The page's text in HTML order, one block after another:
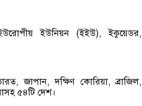
ইউনিয়ন (ইইউ), ইকুয়েডর,
জাপান, দক্ষিণ কোরিয়া, ব্রাজিল,
৫৪টি দেশ।